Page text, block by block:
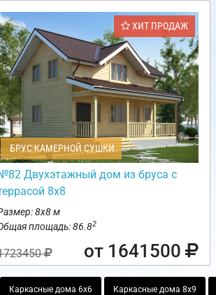
ХИТ ПРОДАЖ
БРУС КАМЕРНОЙ СУШКИ
Двухэтажный дом из бруса с
8х8
8х8 м
площадь: 86.82
от 1641500
Каркасные дома 6х6 Каркасные дома 8х9